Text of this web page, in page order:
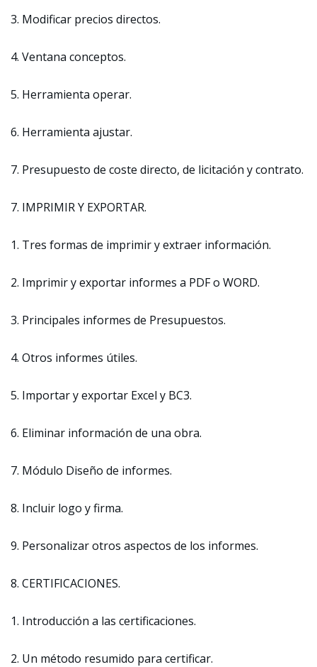
3. Modificar precios directos.
4. Ventana conceptos.
5. Herramienta operar.
6. Herramienta ajustar.
7. Presupuesto de coste directo, de licitación y contrato.
7. IMPRIMIR Y EXPORTAR.
1. Tres formas de imprimir y extraer información.
2. Imprimir y exportar informes a PDF o WORD.
3. Principales informes de Presupuestos.
4. Otros informes útiles.
5. Importar y exportar Excel y BC3.
6. Eliminar información de una obra.
7. Módulo Diseño de informes.
8. Incluir logo y firma.
9. Personalizar otros aspectos de los informes.
8. CERTIFICACIONES.
1. Introducción a las certificaciones.
2. Un método resumido para certificar.